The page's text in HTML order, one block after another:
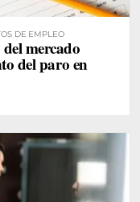
DE EMPLEO
mercado
del paro en